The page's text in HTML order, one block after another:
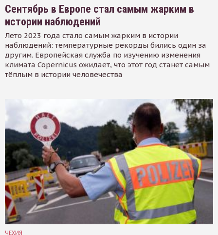
Сентябрь в Европе стал самым жарким в
истории наблюдений
Лето 2023 года стало самым жарким в истории
наблюдений: температурные рекорды бились один за
другим. Европейская служба по изучению изменения
климата Copernicus ожидает, что этот год станет самым
тёплым в истории человечества
ЧЕХИЯ